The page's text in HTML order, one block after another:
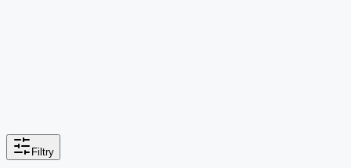
Filtry